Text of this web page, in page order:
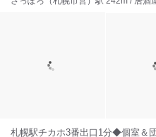
札幌駅チカホ3番出口1分◆個室＆